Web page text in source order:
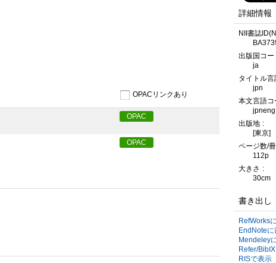
OPACリンクあり
OPAC
OPAC
詳細情報
NII書誌
出版国コー
ja
タイトル言
jpn
本文言語コ
jpneng
出版地
[東京]
ページ数/
112p
大きさ
30cm
書き出し
RefWorks
EndNoteに
Mendeley
Refer/
RISで表示